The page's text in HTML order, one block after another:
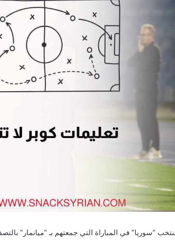
“سوريا” في المباراة التي جمعتهم بـ “ميانمار”